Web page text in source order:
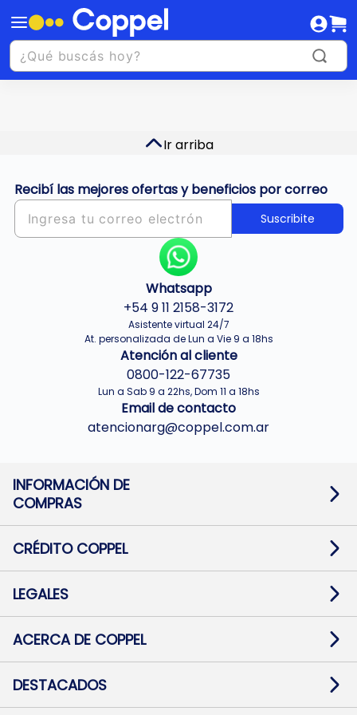
Ir arriba
Recibí las mejores ofertas y beneficios por correo
Suscribite
Whatsapp
+54 9 11 2158-3172
Asistente virtual 24/7
At. personalizada de Lun a Vie 9 a 18hs
Atención al cliente
0800-122-67735
Lun a Sab 9 a 22hs, Dom 11 a 18hs
Email de contacto
atencionarg@coppel.com.ar
INFORMACIÓN DE
COMPRAS
Términos y condiciones
Botón de arrepentimiento
Mapa de sitio
CRÉDITO COPPEL
Solicitar Crédito
Medios de Pago
Pago Fácil Online
LEGALES
Baja contratos
Defensa al consumidor CABA
ACERCA DE COPPEL
Trabajá con Nosotros
Preguntas Frecuentes
DESTACADOS